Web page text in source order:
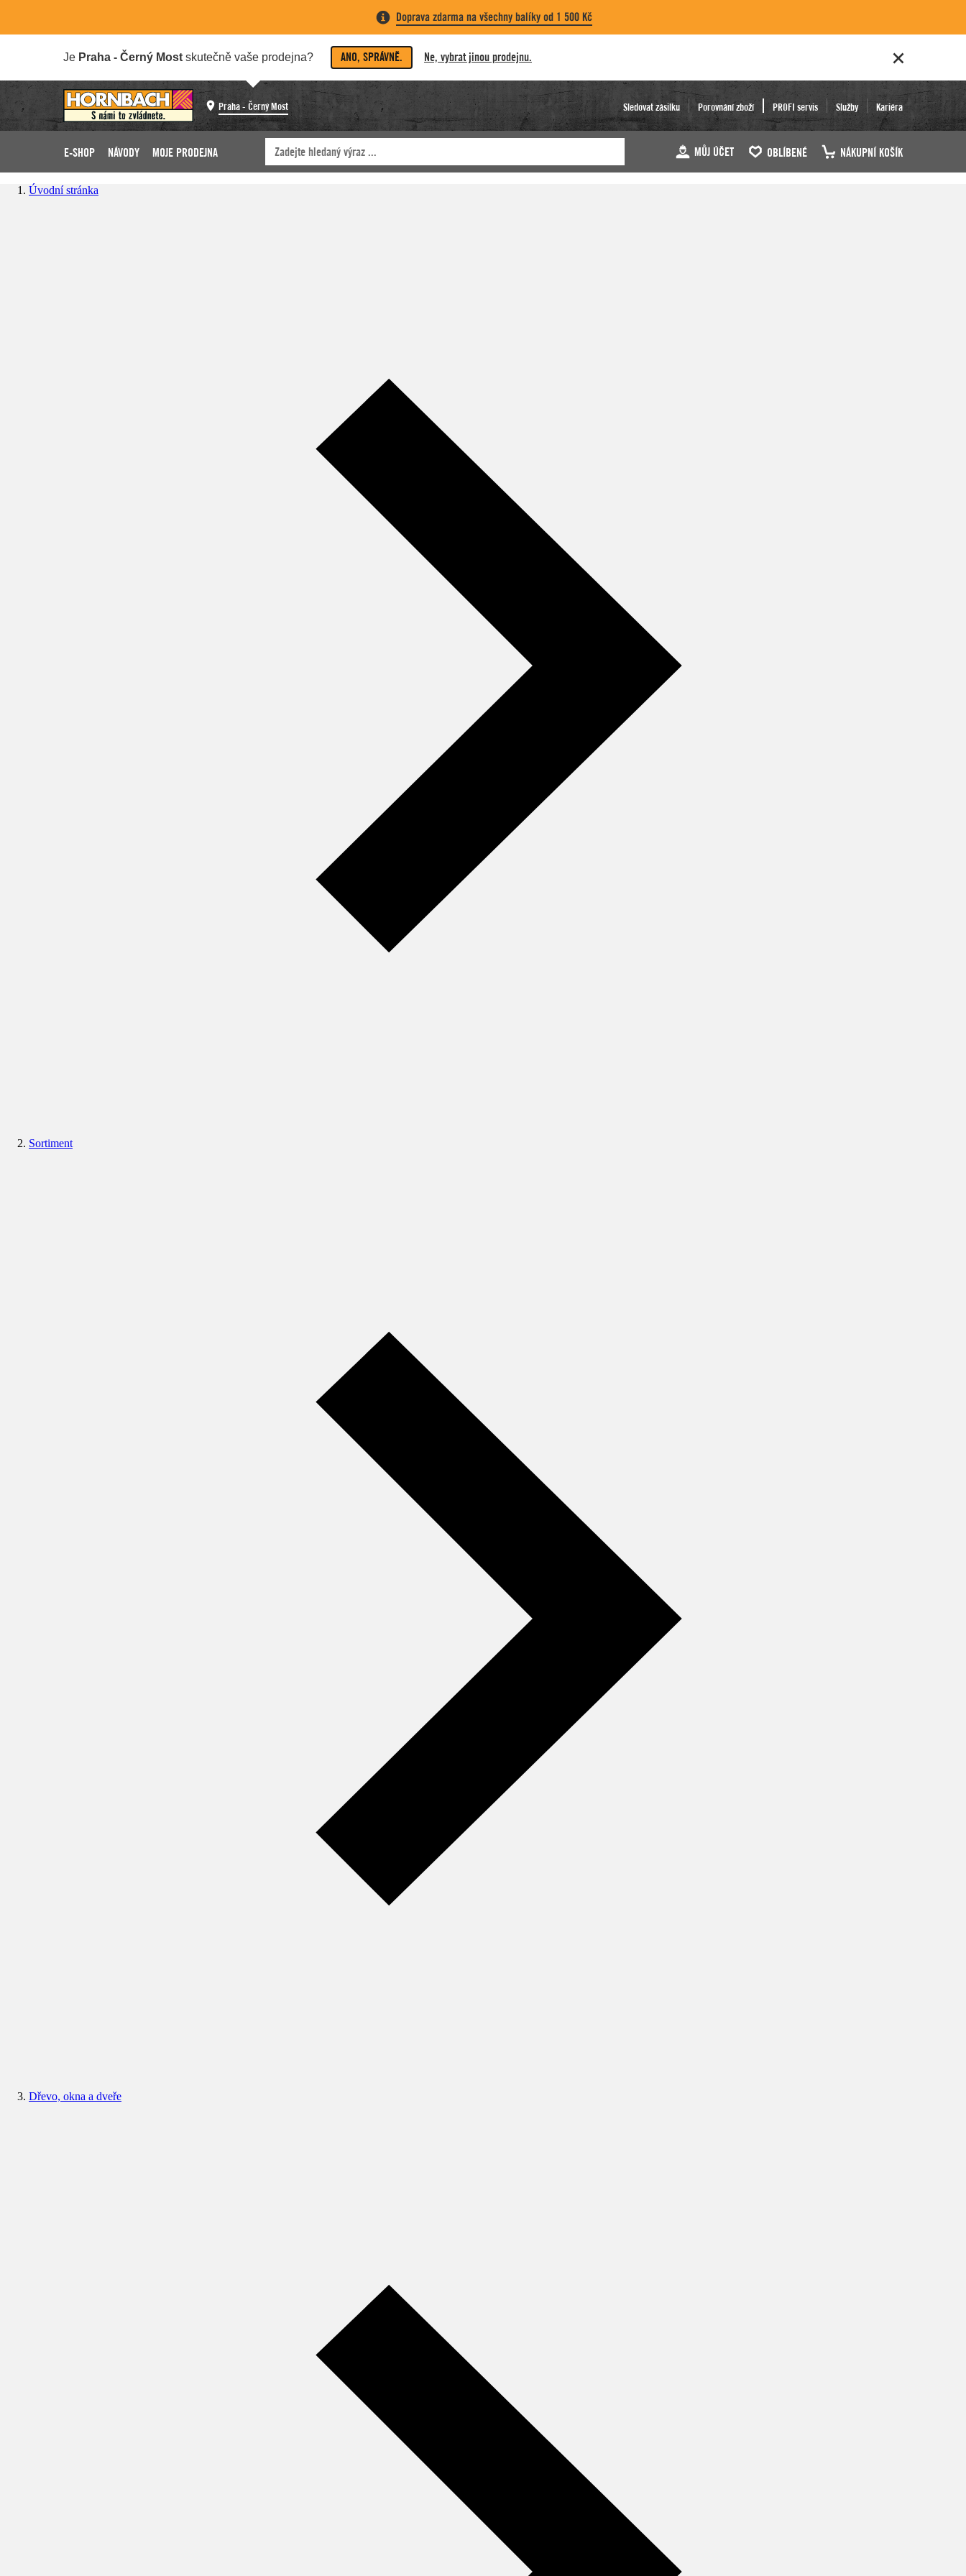
Doprava zdarma na všechny balíky od 1 500 Kč
Je Praha - Černý Most skutečně vaše prodejna? ANO, SPRÁVNĚ. Ne, vybrat jinou prodejnu.
Praha - Černý Most Sledovat zásilku Porovnání zboží PROFI servis Služby Kariéra
E-SHOP NÁVODY MOJE PRODEJNA MŮJ ÚČET OBLÍBENÉ NÁKUPNÍ KOŠÍK
Úvodní stránka
Sortiment
Dřevo, okna a dveře